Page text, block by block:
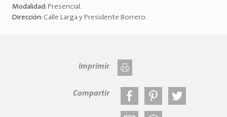
Modalidad: Presencial.
Dirección: Calle Larga y Presidente Borrero.
Imprimir
Compartir